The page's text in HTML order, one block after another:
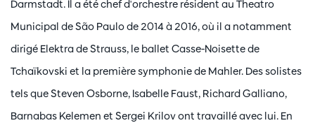
Darmstadt. Il a été chef d'orchestre résident au Theatro
Municipal de São Paulo de 2014 à 2016, où il a notamment
dirigé Elektra de Strauss, le ballet Casse-Noisette de
Tchaïkovski et la première symphonie de Mahler. Des solistes
tels que Steven Osborne, Isabelle Faust, Richard Galliano,
Barnabas Kelemen et Sergei Krilov ont travaillé avec lui. En